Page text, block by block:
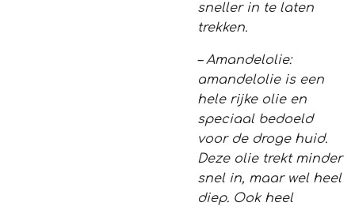
sneller in te laten
trekken.
– Amandelolie:
amandelolie is een
hele rijke olie en
speciaal bedoeld
voor de droge huid.
Deze olie trekt minder
snel in, maar wel heel
diep. Ook heel